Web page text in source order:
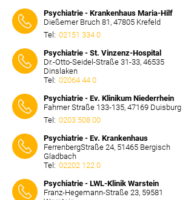
Psychiatrie - Krankenhaus Maria-Hilf
Dießemer Bruch 81, 47805 Krefeld
Tel: 02151 334 0
Psychiatrie - St. Vinzenz-Hospital
Dr.-Otto-Seidel-Straße 31-33, 46535
Dinslaken
Tel: 02064 44 0
Psychiatrie - Ev. Klinikum Niederrhein
Fahrner Straße 133-135, 47169 Duisburg
Tel: 0203 508 00
Psychiatrie - Ev. Krankenhaus
FerrenbergStraße 24, 51465 Bergisch
Gladbach
Tel: 02202 122 0
Psychiatrie - LWL-Klinik Warstein
Franz-Hegemann-Straße 23, 59581